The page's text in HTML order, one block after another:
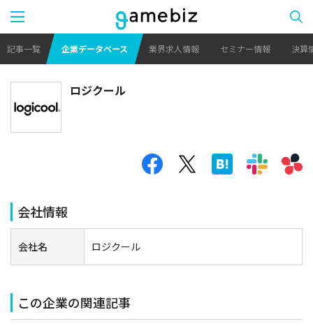
記事一覧 企業データベース 業界求人情報 セミナー情報 決算
ロジクール
会社情報
会社名 ロジクール
この企業の関連記事